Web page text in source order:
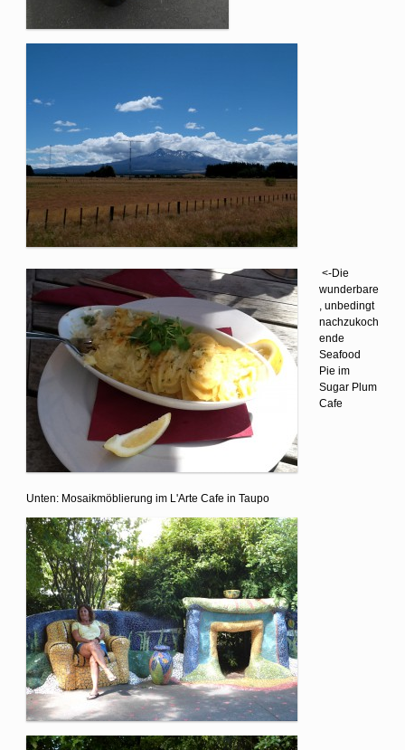
<-Die
wunderbare
, unbedingt
nachzukoch
ende
Seafood
Pie im
Sugar Plum
Cafe
Unten: Mosaikmöblierung im L'Arte Cafe in Taupo